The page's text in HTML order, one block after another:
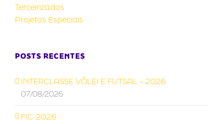
Terceirizados
Projetos Especiais
POSTS RECENTES
INTERCLASSE VÔLEI E FUTSAL – 2026
07/08/2026
FIC-2026